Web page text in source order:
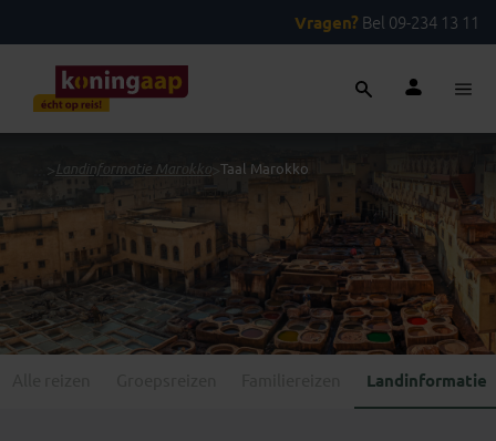
Vragen? Bel 09-234 13 11
> Landinformatie Marokko Taal Marokko
Landinformatie